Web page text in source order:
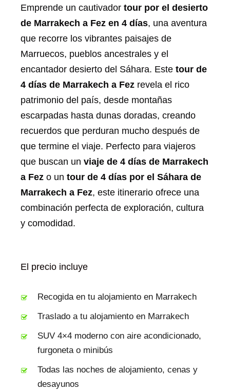
Emprende un cautivador tour por el desierto
de Marrakech a Fez en 4 días, una aventura
que recorre los vibrantes paisajes de
Marruecos, pueblos ancestrales y el
encantador desierto del Sáhara. Este tour de
4 días de Marrakech a Fez revela el rico
patrimonio del país, desde montañas
escarpadas hasta dunas doradas, creando
recuerdos que perduran mucho después de
que termine el viaje. Perfecto para viajeros
que buscan un viaje de 4 días de Marrakech
a Fez o un tour de 4 días por el Sáhara de
Marrakech a Fez, este itinerario ofrece una
combinación perfecta de exploración, cultura
y comodidad.
El precio incluye
Recogida en tu alojamiento en Marrakech
Traslado a tu alojamiento en Marrakech
SUV 4×4 moderno con aire acondicionado,
furgoneta o minibús
Todas las noches de alojamiento, cenas y
desayunos